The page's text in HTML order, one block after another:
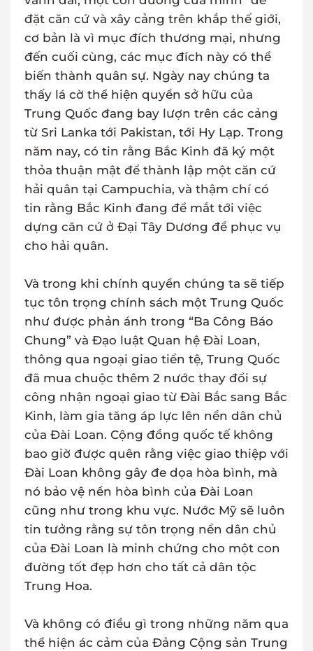
đặt căn cứ và xây cảng trên khắp thế giới,
cơ bản là vì mục đích thương mại, nhưng
đến cuối cùng, các mục đích này có thể
biến thành quân sự. Ngày nay chúng ta
thấy lá cờ thể hiện quyền sở hữu của
Trung Quốc đang bay lượn trên các cảng
từ Sri Lanka tới Pakistan, tới Hy Lạp. Trong
năm nay, có tin rằng Bắc Kinh đã ký một
thỏa thuận mật để thành lập một căn cứ
hải quân tại Campuchia, và thậm chí có
tin rằng Bắc Kinh đang để mắt tới việc
dựng căn cứ ở Đại Tây Dương để phục vụ
cho hải quân.
Và trong khi chính quyền chúng ta sẽ tiếp
tục tôn trọng chính sách một Trung Quốc
như được phản ánh trong “Ba Công Báo
Chung” và Đạo luật Quan hệ Đài Loan,
thông qua ngoại giao tiền tệ, Trung Quốc
đã mua chuộc thêm 2 nước thay đổi sự
công nhận ngoại giao từ Đài Bắc sang Bắc
Kinh, làm gia tăng áp lực lên nền dân chủ
của Đài Loan. Cộng đồng quốc tế không
bao giờ được quên rằng việc giao thiệp với
Đài Loan không gây đe dọa hòa bình, mà
nó bảo vệ nền hòa bình của Đài Loan
cũng như trong khu vực. Nước Mỹ sẽ luôn
tin tưởng rằng sự tôn trọng nền dân chủ
của Đài Loan là minh chứng cho một con
đường tốt đẹp hơn cho tất cả dân tộc
Trung Hoa.
Và không có điều gì trong những năm qua
thể hiện ác cảm của Đảng Cộng sản Trung